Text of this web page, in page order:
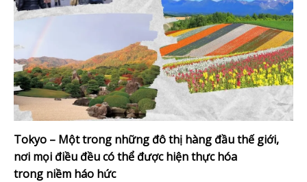
Tokyo – Một trong những đô thị hàng đầu thế giới,
nơi mọi điều đều có thể được hiện thực hóa
trong niềm háo hức